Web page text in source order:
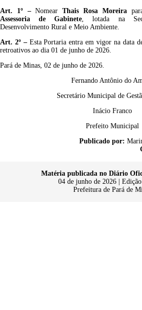
Art. 1º –NomearThais Rosa Moreirap
Assessoria de Gabinete, lotada na
Desenvolvimento Rural e Meio Ambiente.
Art. 2º – Esta Portaria entra em vigor na data
retroativos ao dia 01 de junho de 2026.
Pará de Minas, 02 de junho de 2026.
Fernando Antônio do
Secretário Municipal de
Inácio Franco
Prefeito Municipal
Publicado por:
Matéria publicada no Diário
04 de junho de 2026 |
Prefeitura de Pará de